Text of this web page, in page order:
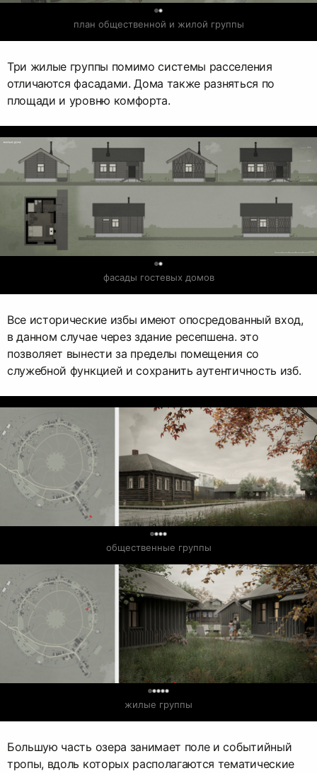
план общественной и жилой группы
Три жилые группы помимо системы расселения
отличаются фасадами. Дома также разняться по
площади и уровню комфорта.
фасады гостевых домов
Все исторические избы имеют опосредованный вход,
в данном случае через здание ресепшена. это
позволяет вынести за пределы помещения со
служебной функцией и сохранить аутентичность изб.
общественные группы
жилые группы
Большую часть озера занимает поле и событийный
тропы, вдоль которых располагаются тематические